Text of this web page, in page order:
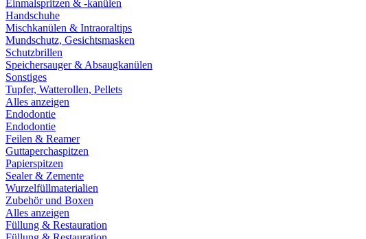
Einmalspritzen & -kanülen
Handschuhe
Mischkanülen & Intraoraltips
Mundschutz, Gesichtsmasken
Schutzbrillen
Speichersauger & Absaugkanülen
Sonstiges
Tupfer, Watterollen, Pellets
Alles anzeigen
Endodontie
Endodontie
Feilen & Reamer
Guttaperchaspitzen
Papierspitzen
Sealer & Zemente
Wurzelfüllmaterialien
Zubehör und Boxen
Alles anzeigen
Füllung & Restauration